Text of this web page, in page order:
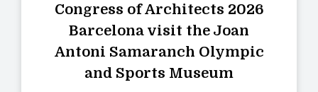
Congress of Architects 2026
Barcelona visit the Joan
Antoni Samaranch Olympic
and Sports Museum